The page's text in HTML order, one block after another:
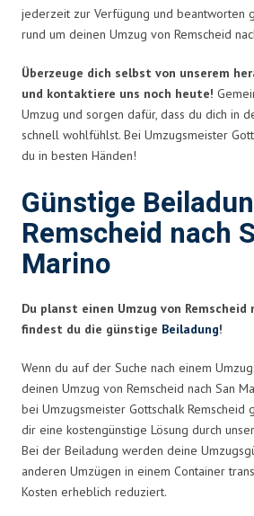
jederzeit zur Verfügung und beantworten
rund um deinen Umzug von Remscheid
Überzeuge dich selbst von unserem
und kontaktiere uns noch heute!
Umzug und sorgen dafür, dass du dich in
schnell wohlfühlst. Bei Umzugsmeister
du in besten Händen!
Günstige
Remscheid nach
Marino
Du planst einen Umzug von Remscheid
findest du die günstige Beiladung!
Wenn du auf der Suche nach einem
deinen Umzug von Remscheid nach San
bei Umzugsmeister Gottschalk Remscheid
dir eine kostengünstige Lösung durch
Bei der Beiladung werden deine
anderen Umzügen in einem Container
Kosten erheblich reduziert.